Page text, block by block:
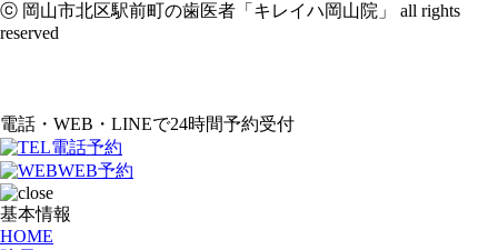
ⓒ 岡山市北区駅前町の歯医者「キレイハ岡山院」 all rights
reserved
電話・WEB・LINEで24時間予約受付
電話予約
WEB予約
基本情報
HOME